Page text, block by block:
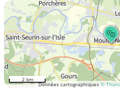
Données cartographiques ©
2 km